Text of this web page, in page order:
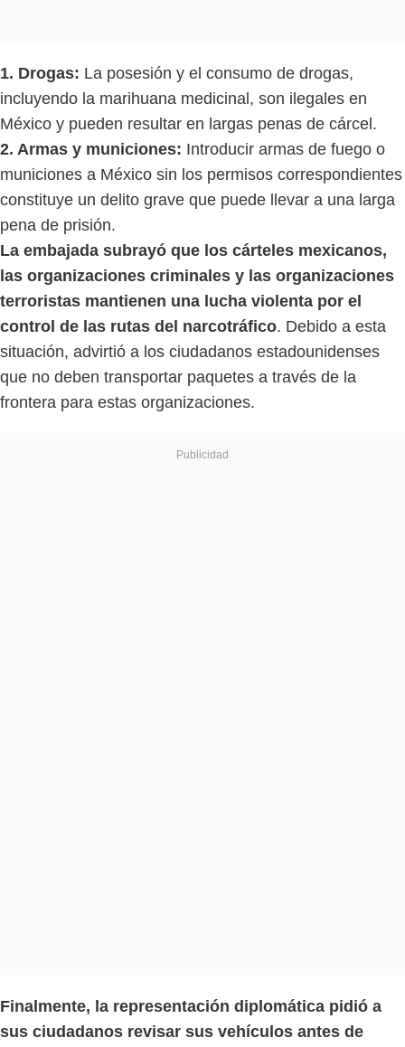
1. Drogas: La posesión y el consumo de drogas,
incluyendo la marihuana medicinal, son ilegales en
México y pueden resultar en largas penas de cárcel.
2. Armas y municiones: Introducir armas de fuego o
municiones a México sin los permisos correspondientes
constituye un delito grave que puede llevar a una larga
pena de prisión.
La embajada subrayó que los cárteles mexicanos,
las organizaciones criminales y las organizaciones
terroristas mantienen una lucha violenta por el
control de las rutas del narcotráfico. Debido a esta
situación, advirtió a los ciudadanos estadounidenses
que no deben transportar paquetes a través de la
frontera para estas organizaciones.
Finalmente, la representación diplomática pidió a
sus ciudadanos revisar sus vehículos antes de